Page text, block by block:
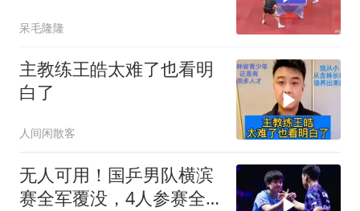
呆毛隆隆
主教练王皓太难了也看明
白了
人间闲散客
无人可用！国乒男队横滨
赛全军覆没，4人参赛全